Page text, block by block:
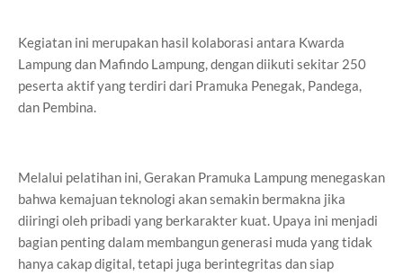
Kegiatan ini merupakan hasil kolaborasi antara Kwarda
Lampung dan Mafindo Lampung, dengan diikuti sekitar 250
peserta aktif yang terdiri dari Pramuka Penegak, Pandega,
dan Pembina.
Melalui pelatihan ini, Gerakan Pramuka Lampung menegaskan
bahwa kemajuan teknologi akan semakin bermakna jika
diiringi oleh pribadi yang berkarakter kuat. Upaya ini menjadi
bagian penting dalam membangun generasi muda yang tidak
hanya cakap digital, tetapi juga berintegritas dan siap